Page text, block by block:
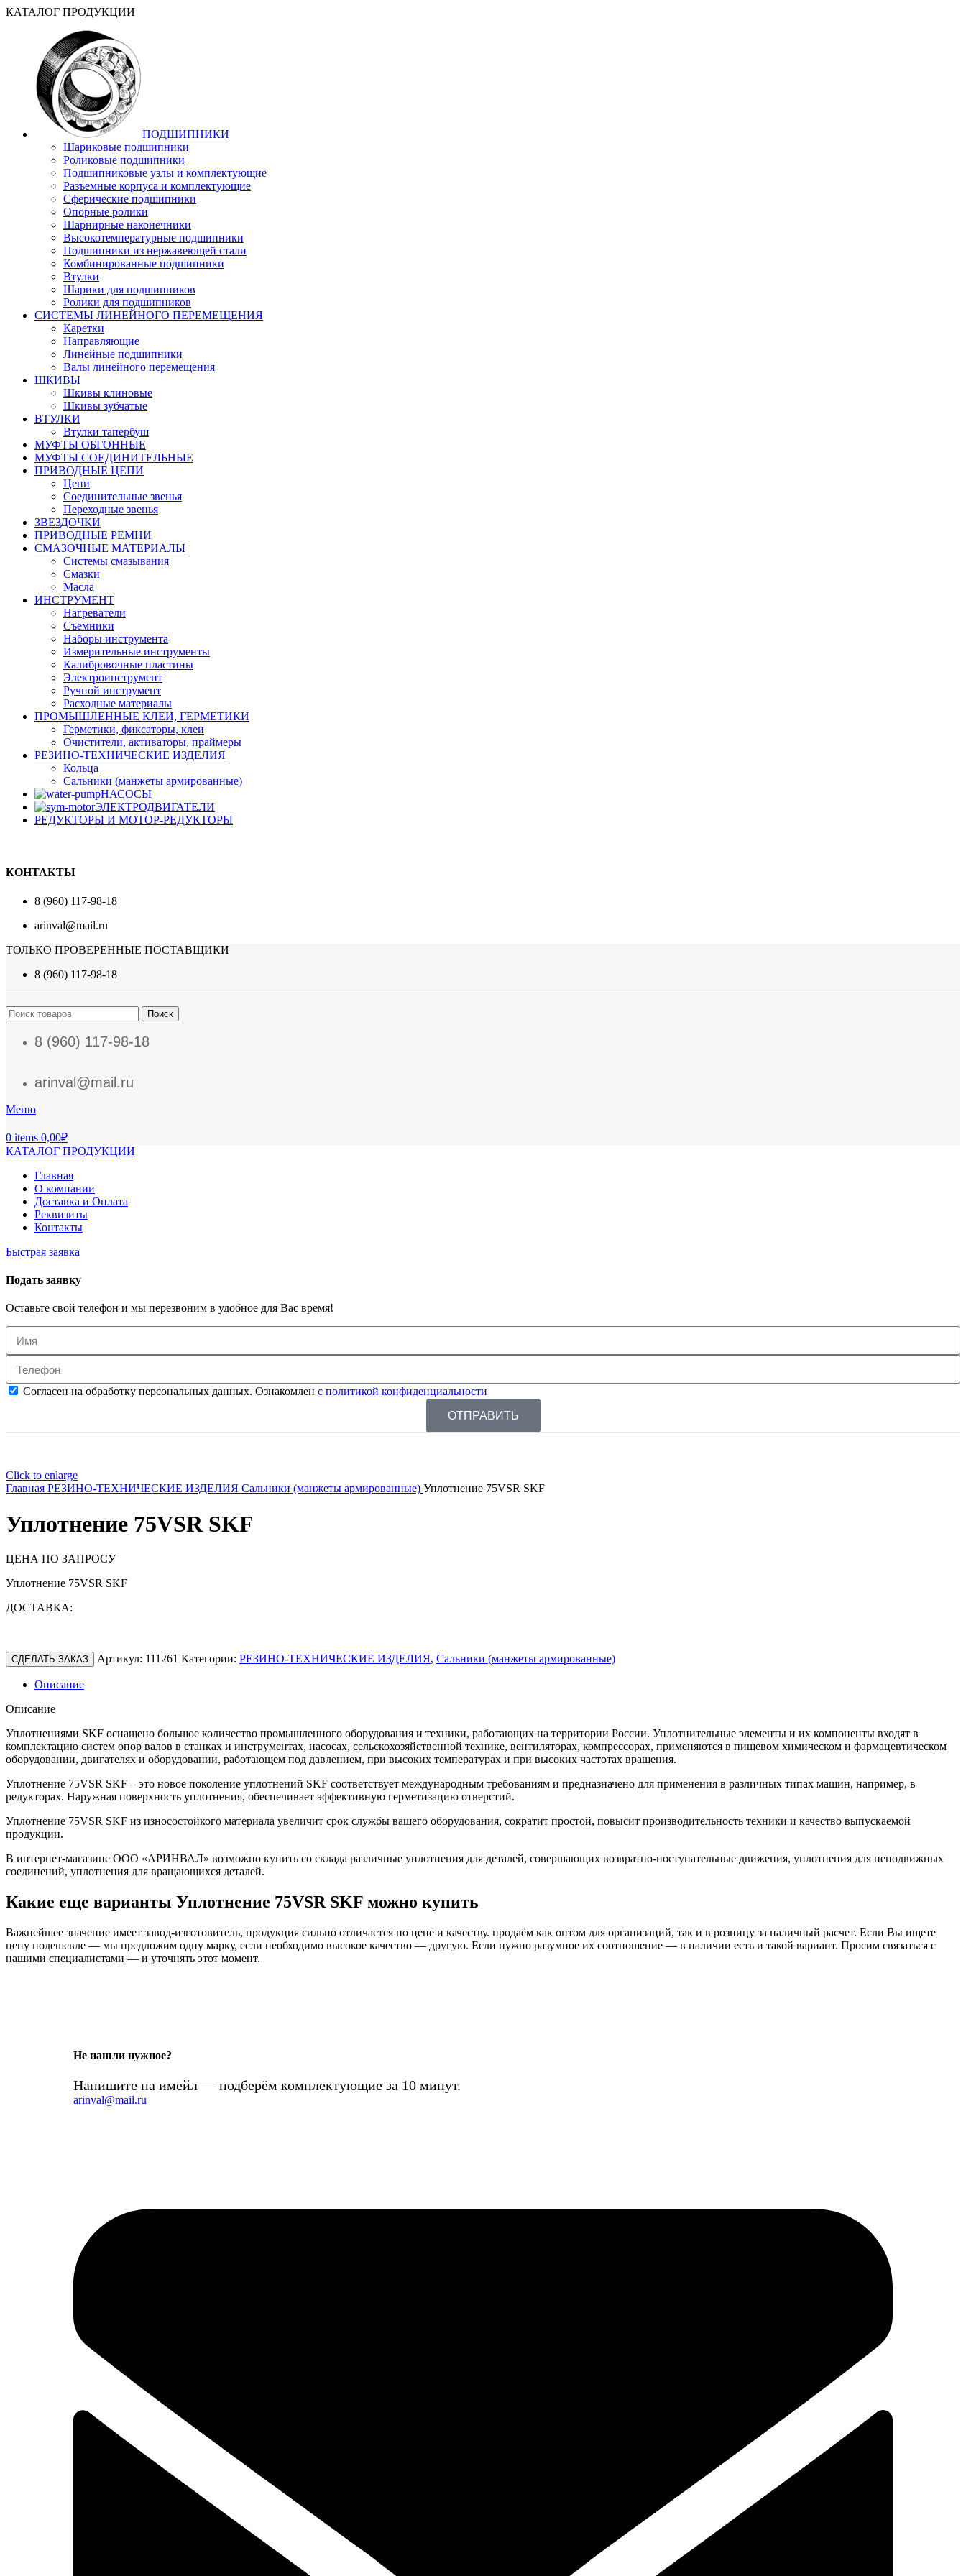
КАТАЛОГ ПРОДУКЦИИ
ПОДШИПНИКИ
Шариковые подшипники
Роликовые подшипники
Подшипниковые узлы и комплектующие
Разъемные корпуса и комплектующие
Сферические подшипники
Опорные ролики
Шарнирные наконечники
Высокотемпературные подшипники
Подшипники из нержавеющей стали
Комбинированные подшипники
Втулки
Шарики для подшипников
Ролики для подшипников
СИСТЕМЫ ЛИНЕЙНОГО ПЕРЕМЕЩЕНИЯ
Каретки
Направляющие
Линейные подшипники
Валы линейного перемещения
ШКИВЫ
Шкивы клиновые
Шкивы зубчатые
ВТУЛКИ
Втулки тапербуш
МУФТЫ ОБГОННЫЕ
МУФТЫ СОЕДИНИТЕЛЬНЫЕ
ПРИВОДНЫЕ ЦЕПИ
Цепи
Соединительные звенья
Переходные звенья
ЗВЕЗДОЧКИ
ПРИВОДНЫЕ РЕМНИ
СМАЗОЧНЫЕ МАТЕРИАЛЫ
Системы смазывания
Смазки
Масла
ИНСТРУМЕНТ
Нагреватели
Съемники
Наборы инструмента
Измерительные инструменты
Калибровочные пластины
Электроинструмент
Ручной инструмент
Расходные материалы
ПРОМЫШЛЕННЫЕ КЛЕИ, ГЕРМЕТИКИ
Герметики, фиксаторы, клеи
Очистители, активаторы, праймеры
РЕЗИНО-ТЕХНИЧЕСКИЕ ИЗДЕЛИЯ
Кольца
Сальники (манжеты армированные)
НАСОСЫ
ЭЛЕКТРОДВИГАТЕЛИ
РЕДУКТОРЫ И МОТОР-РЕДУКТОРЫ
КОНТАКТЫ
8 (960) 117-98-18
arinval@mail.ru
ТОЛЬКО ПРОВЕРЕННЫЕ ПОСТАВЩИКИ
8 (960) 117-98-18
Поиск
8 (960) 117-98-18
arinval@mail.ru
Меню
0 items 0,00₽
КАТАЛОГ ПРОДУКЦИИ
Главная
О компании
Доставка и Оплата
Реквизиты
Контакты
Быстрая заявка
Подать заявку
Оставьте свой телефон и мы перезвоним в удобное для Вас время!
Согласен на обработку персональных данных. Ознакомлен с политикой конфиденциальности
ОТПРАВИТЬ
Click to enlarge
Главная РЕЗИНО-ТЕХНИЧЕСКИЕ ИЗДЕЛИЯ Сальники (манжеты армированные) Уплотнение 75VSR SKF
Уплотнение 75VSR SKF
ЦЕНА ПО ЗАПРОСУ
Уплотнение 75VSR SKF
ДОСТАВКА:
СДЕЛАТЬ ЗАКАЗ Артикул: 111261 Категории: РЕЗИНО-ТЕХНИЧЕСКИЕ ИЗДЕЛИЯ, Сальники (манжеты армированные)
Описание
Описание
Уплотнениями SKF оснащено большое количество промышленного оборудования и техники, работающих на территории России. Уплотнительные элементы и их компоненты входят в
комплектацию систем опор валов в станках и инструментах, насосах, сельскохозяйственной технике, вентиляторах, компрессорах, применяются в пищевом химическом и фармацевтическом
оборудовании, двигателях и оборудовании, работающем под давлением, при высоких температурах и при высоких частотах вращения.
Уплотнение 75VSR SKF – это новое поколение уплотнений SKF соответствует международным требованиям и предназначено для применения в различных типах машин, например, в
редукторах. Наружная поверхность уплотнения, обеспечивает эффективную герметизацию отверстий.
Уплотнение 75VSR SKF из износостойкого материала увеличит срок службы вашего оборудования, сократит простой, повысит производительность техники и качество выпускаемой
продукции.
В интернет-магазине ООО «АРИНВАЛ» возможно купить со склада различные уплотнения для деталей, совершающих возвратно-поступательные движения, уплотнения для неподвижных
соединений, уплотнения для вращающихся деталей.
Какие еще варианты Уплотнение 75VSR SKF можно купить
Важнейшее значение имеет завод-изготовитель, продукция сильно отличается по цене и качеству. продаём как оптом для организаций, так и в розницу за наличный расчет. Если Вы ищете
цену подешевле — мы предложим одну марку, если необходимо высокое качество — другую. Если нужно разумное их соотношение — в наличии есть и такой вариант. Просим связаться с
нашими специалистами — и уточнять этот момент.
Не нашли нужное?
Напишите на имейл — подберём комплектующие за 10 минут.
arinval@mail.ru